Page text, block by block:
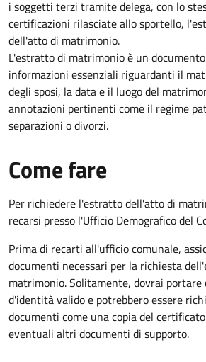
i soggetti terzi tramite delega, con lo
certificazioni rilasciate allo sportello,
dell'atto di matrimonio.
L'estratto di matrimonio è un
informazioni essenziali riguardanti il
degli sposi, la data e il luogo del
annotazioni pertinenti come il regime
separazioni o divorzi.
Come fare
Per richiedere l'estratto dell'atto di
recarsi presso l'Ufficio Demografico del
Prima di recarti all'ufficio comunale,
documenti necessari per la richiesta
matrimonio. Solitamente, dovrai
d'identità valido e potrebbero essere
documenti come una copia del
eventuali altri documenti di supporto.